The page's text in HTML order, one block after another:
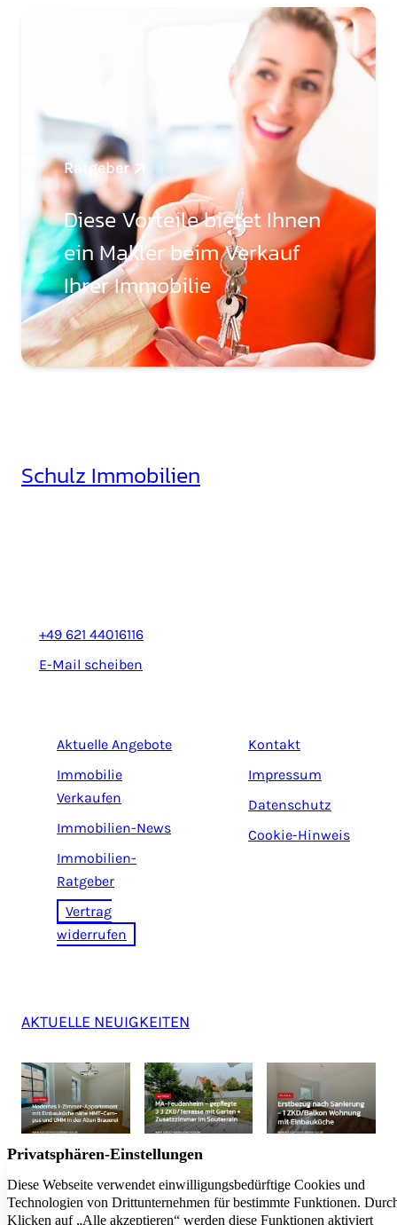
Ratgeber
Diese Vorteile bietet Ihnen
ein Makler beim Verkauf
Ihrer Immobilie
Schulz Immobilien
+49 621 44016116
E-Mail scheiben
Aktuelle Angebote
Immobilie
Verkaufen
Immobilien-News
Immobilien-
Ratgeber
Vertrag
widerrufen
Kontakt
Impressum
Datenschutz
Cookie-Hinweis
AKTUELLE NEUIGKEITEN